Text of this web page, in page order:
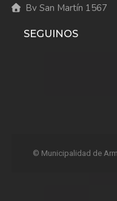
Bv San Martín 1567
SEGUINOS
© Municipalidad de